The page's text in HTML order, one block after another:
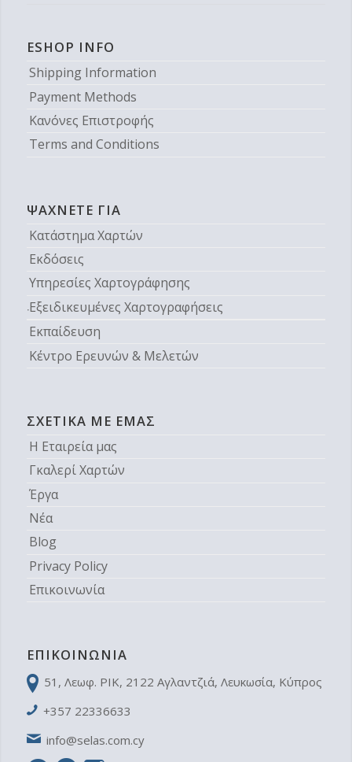
ESHOP INFO
Shipping Information
Payment Methods
Κανόνες Επιστροφής
Terms and Conditions
ΨΆΧΝΕΤΕ ΓΙΑ
Κατάστημα Χαρτών
Εκδόσεις
Υπηρεσίες Χαρτογράφησης
Εξειδικευμένες Χαρτογραφήσεις
Εκπαίδευση
Κέντρο Ερευνών & Μελετών
ΣΧΕΤΙΚΆ ΜΕ ΕΜΆΣ
Η Εταιρεία μας
Γκαλερί Χαρτών
Έργα
Νέα
Blog
Privacy Policy
Επικοινωνία
ΕΠΙΚΟΙΝΩΝΊΑ
51, Λεωφ. ΡΙΚ, 2122 Aγλαντζιά, Λευκωσία, Κύπρος
+357 22336633
info@selas.com.cy